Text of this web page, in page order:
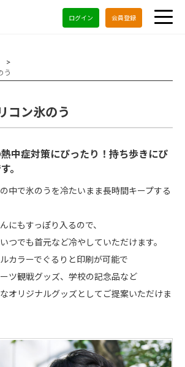
ログイン 会員登録
う
コン氷のう
中症対策にぴったり！持ち歩きにぴ
。
中で氷のうを冷たいまま長時間キープする
にもすっぽり入るので、
つでも首元など冷やしていただけます。
カラーでぐるりと印刷が可能で
ツ観戦グッズ、学校の記念品など
オリジナルグッズとしてご提案いただけま